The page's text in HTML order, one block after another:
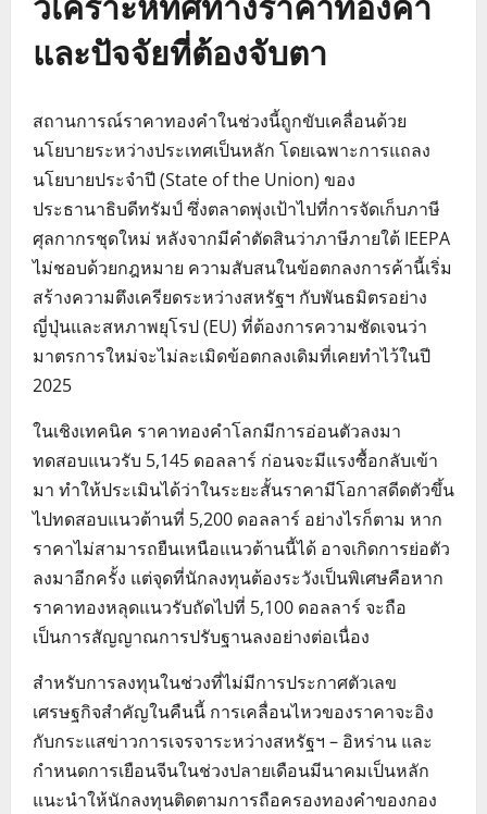
และปัจจัยที่ต้องจับตา
สถานการณ์ราคาทองคำในช่วงนี้ถูกขับเคลื่อนด้วย
นโยบายระหว่างประเทศเป็นหลัก โดยเฉพาะการแถลง
นโยบายประจำปี (State of the Union) ของ
ประธานาธิบดีทรัมป์ ซึ่งตลาดพุ่งเป้าไปที่การจัดเก็บภาษี
ศุลกากรชุดใหม่ หลังจากมีคำตัดสินว่าภาษีภายใต้ IEEPA
ไม่ชอบด้วยกฎหมาย ความสับสนในข้อตกลงการค้านี้เริ่ม
สร้างความตึงเครียดระหว่างสหรัฐฯ กับพันธมิตรอย่าง
ญี่ปุ่นและสหภาพยุโรป (EU) ที่ต้องการความชัดเจนว่า
มาตรการใหม่จะไม่ละเมิดข้อตกลงเดิมที่เคยทำไว้ในปี
2025
ในเชิงเทคนิค ราคาทองคำโลกมีการอ่อนตัวลงมา
ทดสอบแนวรับ 5,145 ดอลลาร์ ก่อนจะมีแรงซื้อกลับเข้า
มา ทำให้ประเมินได้ว่าในระยะสั้นราคามีโอกาสดีดตัวขึ้น
ไปทดสอบแนวต้านที่ 5,200 ดอลลาร์ อย่างไรก็ตาม หาก
ราคาไม่สามารถยืนเหนือแนวต้านนี้ได้ อาจเกิดการย่อตัว
ลงมาอีกครั้ง แต่จุดที่นักลงทุนต้องระวังเป็นพิเศษคือหาก
ราคาทองหลุดแนวรับถัดไปที่ 5,100 ดอลลาร์ จะถือ
เป็นการสัญญาณการปรับฐานลงอย่างต่อเนื่อง
สำหรับการลงทุนในช่วงที่ไม่มีการประกาศตัวเลข
เศรษฐกิจสำคัญในคืนนี้ การเคลื่อนไหวของราคาจะอิง
กับกระแสข่าวการเจรจาระหว่างสหรัฐฯ – อิหร่าน และ
กำหนดการเยือนจีนในช่วงปลายเดือนมีนาคมเป็นหลัก
แนะนำให้นักลงทุนติดตามการถือครองทองคำของกอง